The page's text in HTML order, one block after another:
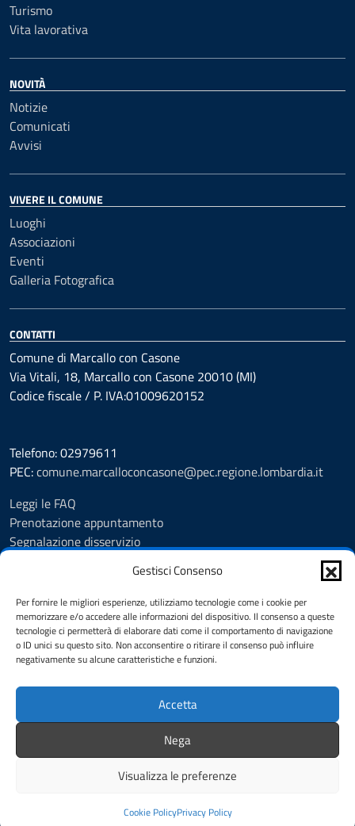
Gestisci Consenso
Per fornire le migliori esperienze, utilizziamo tecnologie come i cookie per
memorizzare e/o accedere alle informazioni del dispositivo. Il consenso a queste
tecnologie ci permetterà di elaborare dati come il comportamento di navigazione
o ID unici su questo sito. Non acconsentire o ritirare il consenso può influire
negativamente su alcune caratteristiche e funzioni.
Accetta
Nega
Visualizza le preferenze
Cookie PolicyPrivacy Policy
Turismo
Vita lavorativa
NOVITÀ
Notizie
Comunicati
Avvisi
VIVERE IL COMUNE
Luoghi
Associazioni
Eventi
Galleria Fotografica
CONTATTI
Comune di Marcallo con Casone
Via Vitali, 18, Marcallo con Casone 20010 (MI)
Codice fiscale / P. IVA:01009620152
Telefono: 02979611
PEC:comune.marcalloconcasone@pec.regione.lombardia.it
Leggi le FAQ
Prenotazione appuntamento
Segnalazione disservizio
Informativa privacy
Note legali
Dichiarazione di accessibilità
Feedback
SEGUICI SU
Facebook Instagram
Credits